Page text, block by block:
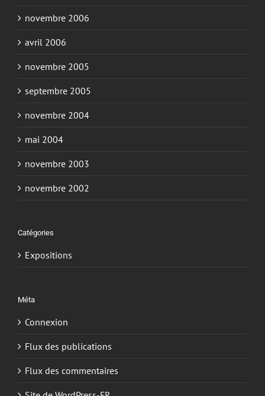
novembre 2006
avril 2006
novembre 2005
septembre 2005
novembre 2004
mai 2004
novembre 2003
novembre 2002
Catégories
Expositions
Méta
Connexion
Flux des publications
Flux des commentaires